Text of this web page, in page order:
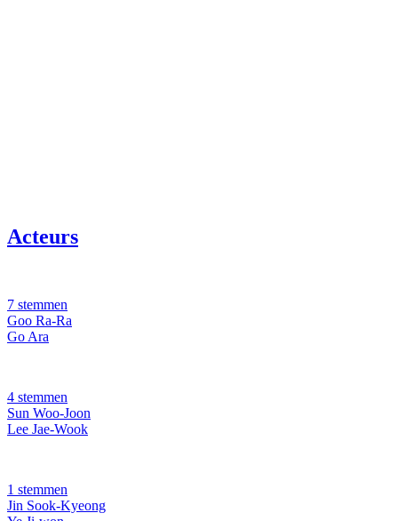
Acteurs
7 stemmen
Goo Ra-Ra
Go Ara
4 stemmen
Sun Woo-Joon
Lee Jae-Wook
1 stemmen
Jin Sook-Kyeong